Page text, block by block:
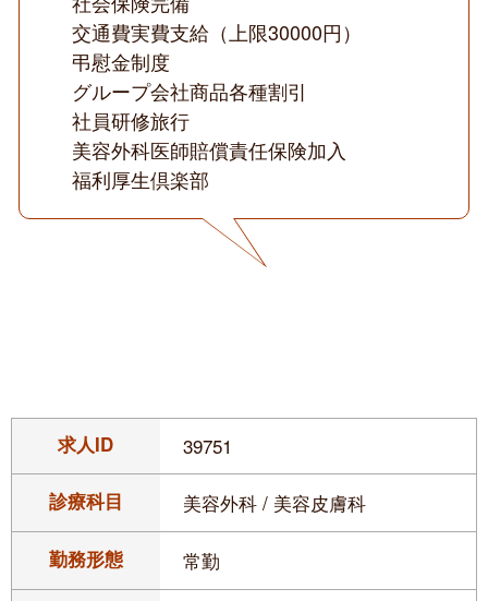
交通費実費支給（上限30000円）
弔慰金制度
グループ会社商品各種割引
社員研修旅行
美容外科医師賠償責任保険加入
福利厚生倶楽部
求人ID 39751
診療科目 美容外科 / 美容皮膚科
勤務形態 常勤